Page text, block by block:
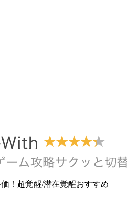
！超覚醒/潜在覚醒おすすめ